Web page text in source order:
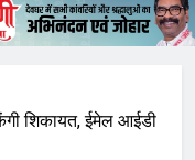
शिकायत, ईमेल आईडी